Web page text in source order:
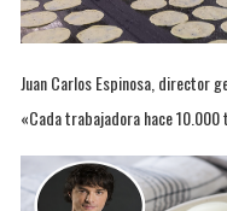
Juan Carlos Espinosa, director
«Cada trabajadora hace